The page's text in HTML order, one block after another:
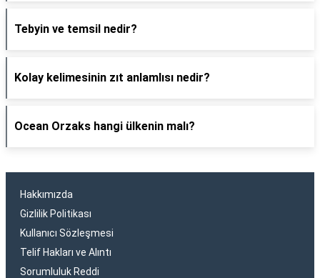
Tebyin ve temsil nedir?
Kolay kelimesinin zıt anlamlısı nedir?
Ocean Orzaks hangi ülkenin malı?
Hakkımızda
Gizlilik Politikası
Kullanıcı Sözleşmesi
Telif Hakları ve Alıntı
Sorumluluk Reddi